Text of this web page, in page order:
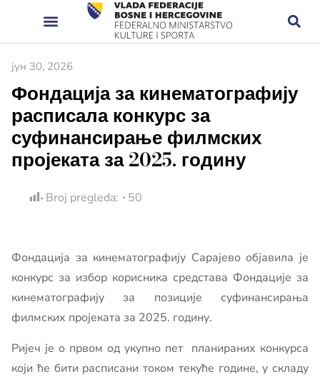
јун 30, 2026
Фондација за кинематографију
расписала конкурс за
суфинансирање филмских
пројеката за 2025. годину
Broj pregleda: 50
Фондација за кинематографију Сарајево објавила је
конкурс за избор корисника средстава Фондације за
кинематографију за позиције суфинансирања
филмских пројеката за 2025. годину.
Ријеч је о првом од укупно пет планираних конкурса
који ће бити расписани током текуће године, у складу